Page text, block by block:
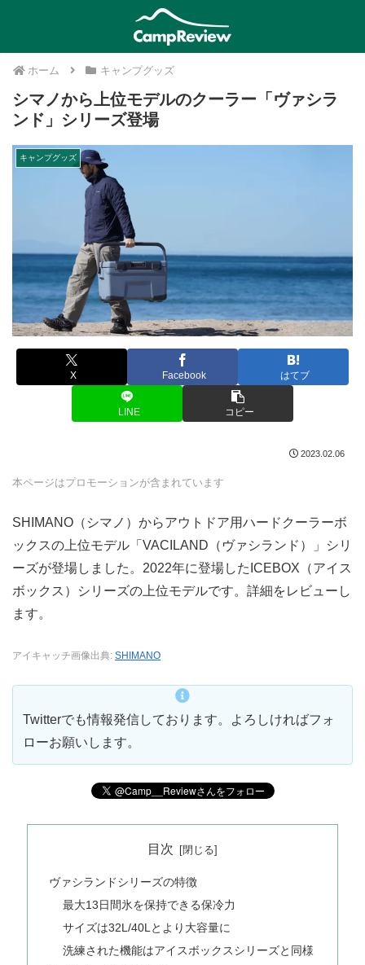
ホーム キャンプグッズ
シマノから上位モデルのクーラー「ヴァシラ
ンド」シリーズ登場
キャンプグッズ
X Facebook はてブ
LINE コピー
2023.02.06
本ページはプロモーションが含まれています
SHIMANO（シマノ）からアウトドア用ハードクーラーボ
ックスの上位モデル「VACILAND（ヴァシランド）」シリ
ーズが登場しました。2022年に登場したICEBOX（アイス
ボックス）シリーズの上位モデルです。詳細をレビューし
ます。
アイキャッチ画像出典: SHIMANO
Twitterでも情報発信しております。よろしければフォ
ローお願いします。
目次
ヴァシランドシリーズの特徴
最大13日間氷を保持できる保冷力
サイズは32L/40Lとより大容量に
洗練された機能はアイスボックスシリーズと同様